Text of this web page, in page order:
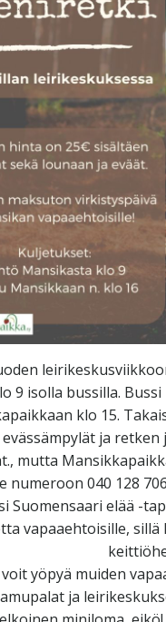
9 isolla bussilla.
klo 15.
ja
mutta
numeroon 040 128
elää -
vapaaehtoisille,
yöpyä muiden
ja